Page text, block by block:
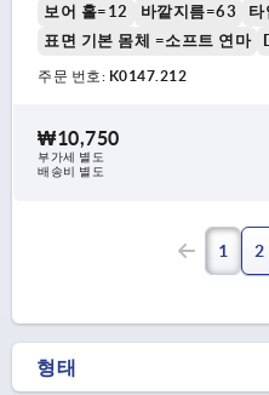
보어 홀=12 바깥지름=63
타
표면 기본 몸체 =소프트 연마
주문 번호: K0147.212
₩10,750
부가세 별도
배송비 별도
1 2
형태